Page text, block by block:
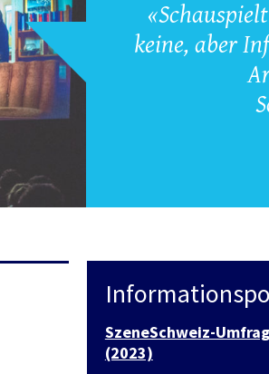
keine, aber
SzeneSchweiz-
(2023)